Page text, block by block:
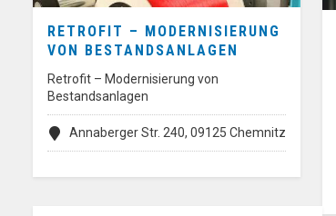
RETROFIT – MODERNISIERUNG
VON BESTANDSANLAGEN
Retrofit – Modernisierung von
Bestandsanlagen
Annaberger Str. 240, 09125 Chemnitz